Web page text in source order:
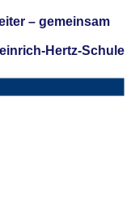
– gemeinsam
Hertz-Schule